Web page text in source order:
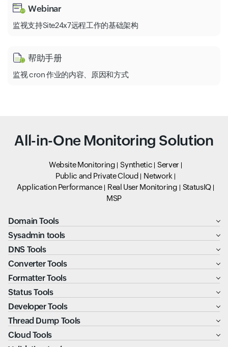
Webinar
监视支持Site24x7远程工作的基础架构
帮助手册
监视 cron 作业的内容、原因和方式
All-in-One Monitoring Solution
Website Monitoring Synthetic
Server
Public and Private Cloud
Network
Application Performance
Real User Monitoring
StatusIQ
MSP
Domain Tools
Sysadmin tools
DNS Tools
Converter Tools
Formatter Tools
Status Tools
Developer Tools
Thread Dump Tools
Cloud Tools